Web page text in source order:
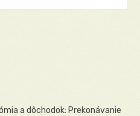
a dôchodok: Prekonávanie